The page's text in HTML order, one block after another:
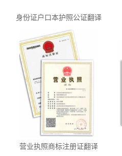
身份证户口本护照公证翻译
营业执照商标注册证翻译